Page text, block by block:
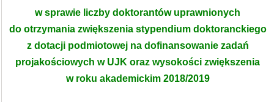
w sprawie liczby doktorantów uprawnionych
do otrzymania zwiększenia stypendium doktoranckiego
z dotacji podmiotowej na dofinansowanie zadań
projakościowych w UJK oraz wysokości zwiększenia
w roku akademickim 2018/2019